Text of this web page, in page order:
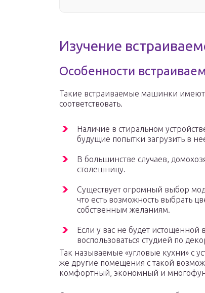
Изучение
Особенности
Такие встраиваемые машинки
соответствовать.
Наличие в стиральном
будущие попытки загрузить в
В большинстве случаев,
столешницу.
Существует огромный выбор
что есть возможность выбрать
собственным желаниям.
Если у вас не будет истощенной
воспользоваться студией по
Так называемые «угловые кухни» с
же другие помещения с такой
комфортный, экономный и